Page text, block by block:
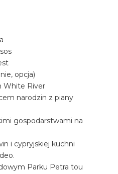
opcja)
White River
narodzin z piany
gospodarstwami na
i cypryjskiej kuchni
Parku Petra tou